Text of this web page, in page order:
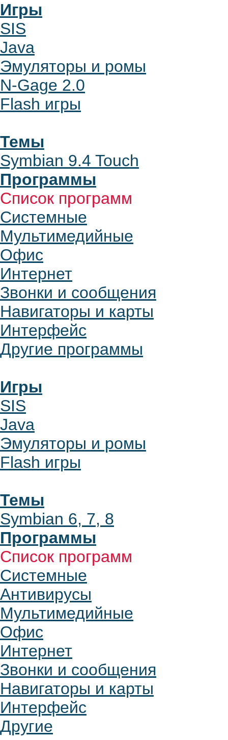
Игры
SIS
Java
Эмуляторы и ромы
N-Gage 2.0
Flash игры
Темы
Symbian 9.4 Touch
Программы
Список программ
Системные
Мультимедийные
Офис
Интернет
Звонки и сообщения
Навигаторы и карты
Интерфейс
Другие программы
Игры
SIS
Java
Эмуляторы и ромы
Flash игры
Темы
Symbian 6, 7, 8
Программы
Список программ
Системные
Антивирусы
Мультимедийные
Офис
Интернет
Звонки и сообщения
Навигаторы и карты
Интерфейс
Другие